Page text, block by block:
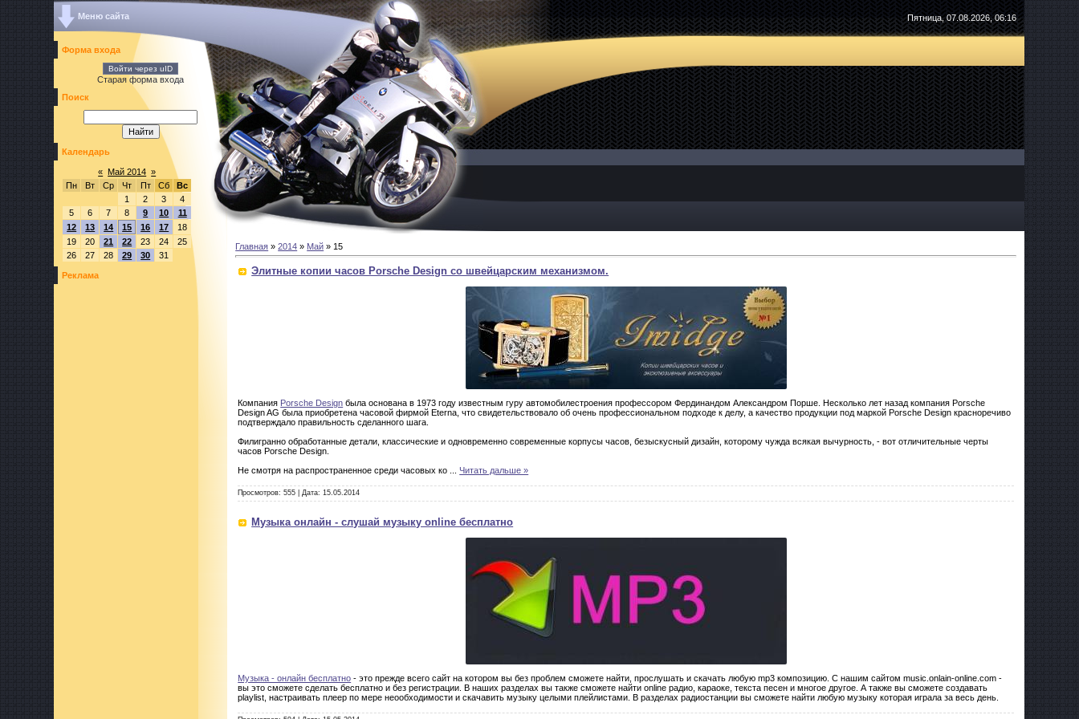
Меню сайта
Форма входа
Войти через uID
Старая форма входа
Поиск
Календарь
« Май 2014 »
Пн
Вт Ср Чт Пт Сб
Вс
1
2 3
4
5
6 7 8 9 10
11
12
13 14 15 16 17
18
19
20 21 22 23 24
25
26
27 28 29 30 31
Реклама
Пятница, 07.08.2026, 06:16
Главная »2014 » Май » 15
Элитные копии часов Porsche Design со швейцарским механизмом.
Компания Porsche Design была основана в 1973 году известным гуру автомобилестроения профессором Фердинандом Александром Порше. Несколько лет назад компания Porsche
Design AG была приобретена часовой фирмой Eterna, что свидетельствовало об очень профессиональном подходе к делу, а качество продукции под маркой Porsche Design красноречиво
подтверждало правильность сделанного шага.
Филигранно обработанные детали, классические и одновременно современные корпусы часов, безыскусный дизайн, которому чужда всякая вычурность, - вот отличительные черты
часов Porsche Design.
Не смотря на распространенное среди часовых ко
...Читать дальше »
Просмотров: 555 Дата: 15.05.2014
Музыка онлайн - слушай музыку online бесплатно
Музыка - онлайн бесплатно - это прежде всего сайт на котором вы без проблем сможете найти, прослушать и скачать любую mp3 композицию. С нашим сайтом music.onlain-online.com -
вы это сможете сделать бесплатно и без регистрации. В наших разделах вы также сможете найти online радио, караоке, текста песен и многое другое. А также вы сможете создавать
playlist, настраивать плеер по мере неообходимости и скачавить музыку целыми плейлистами. В разделах радиостанции вы сможете найти любую музыку которая играла за весь день.